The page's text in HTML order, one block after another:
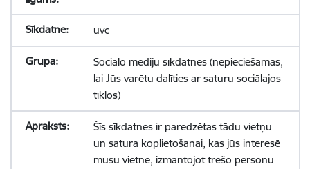
uvc
Sociālo mediju sīkdatnes (nepieciešamas,
lai Jūs varētu dalīties ar saturu sociālajos
tīklos)
Šīs sīkdatnes ir paredzētas tādu vietņu
un satura koplietošanai, kas jūs interesē
mūsu vietnē, izmantojot trešo personu